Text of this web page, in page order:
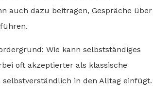
auch dazu beitragen, Gespräche über
Wie kann selbstständiges
oft akzeptierter als klassische
in den Alltag einfügt.